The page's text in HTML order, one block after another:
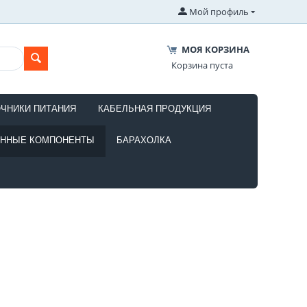
Мой профиль
МОЯ КОРЗИНА
Корзина пуста
ПИТАНИЯ КАБЕЛЬНАЯ ПРОДУКЦИЯ
КОМПОНЕНТЫ БАРАХОЛКА